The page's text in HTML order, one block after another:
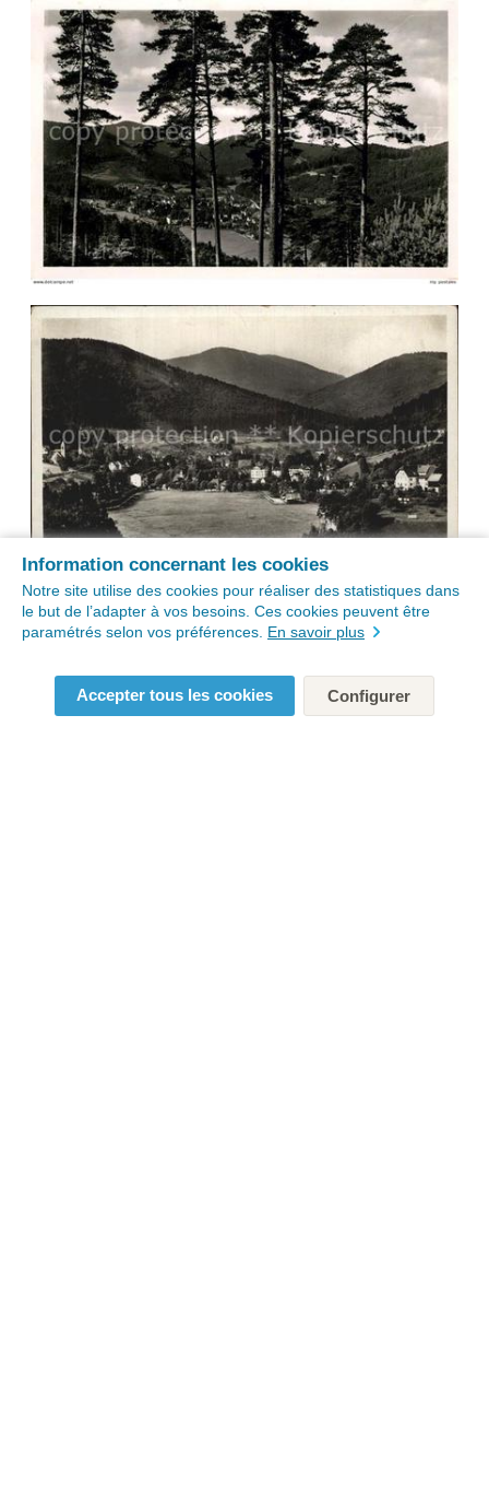
Information concernant les cookies
Notre site utilise des cookies pour réaliser des statistiques dans
le but de l’adapter à vos besoins. Ces cookies peuvent être
paramétrés selon vos préférences. En savoir plus
Accepter tous les cookies Configurer